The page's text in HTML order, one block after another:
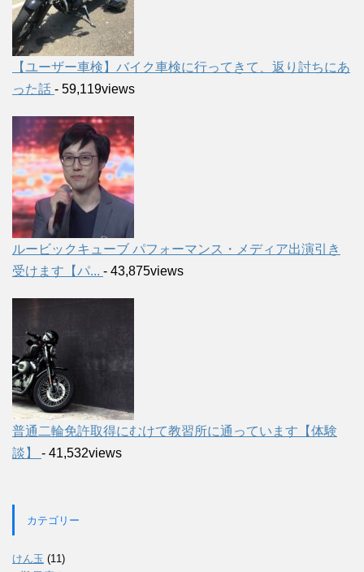
【ユーザー車検】バイク車検に行ってきて、返り討ちにあ
った話 - 59,119views
ルービックキューブ パフォーマンス・メディア出演引き
受けます【パ... - 43,875views
普通二輪免許取得にむけて教習所に通っています【体験
談】 - 41,532views
カテゴリー
けん玉 (11)